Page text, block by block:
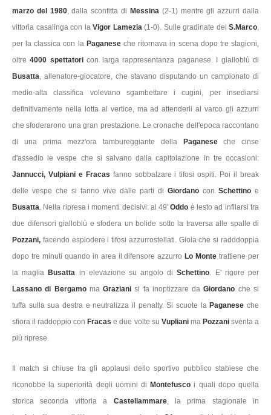
marzo del 1980, dalla sconfitta di Messina(2-1) mentre gli azzurri dalla
vittoria casalinga con la Vigor Lamezia (1-0). Sulle gradinate del S.Marco,
per la classica con la Paganeseche ritornava in scena dopo tre stagioni,
oltre4000 spettatoricon larga rappresentanza paganese. I gialloblù di
Busatta, allenatore-giocatore, che stavano disputando un campionato di
medio-alta classifica volevano sgambettare i cugini, per insediarsi
definitivamente nella lotta al vertice, ma ad attenderli al varco gli azzurri
che sfoderarono una gran prestazione. Le cronache dell'epoca raccontano
di una prima mezz'ora tambureggiante della
Paganeseche cinse
d'assedio le vespe che si salvano dalla capitolazione in tre occasioni:
Jannucci, Vulpiani e Fracas fanno sobbalzare i tifosi ospiti. Poi il break
delle vespe che si fanno vive dalle parti di Giordano con Schettino e
Busatta. Nella ripresa i momenti decisivi: al 49'Oddo è lesto ad infilarsi tra
due difensori gialloblù e sfodera un bolide sotto la traversa alle spalle di
Pozzani, facendo esplodere i tifosi azzurrostellati. Gioia che si radddoppia
dopo tre minuti quando in area il difensore azzurro Lo Montetrattiene per
la maglia Busatta in elevazione su angolo diSchettino. E' rigore per
Lassano di BergamomaGrazianisi fa inoptizzare daGiordano che si
tuffa sulla sua destra e neutralizza il penalty. Si scuote la Paganese che
sfiora il raddoppio con Fracase due volte su Vupliani ma Pozzani sventa a
più riprese.
Il match si chiuse tra gli applausi dello sportivo pubblico stabiese che
riconobbe la superiorità degli uomini di Montefuscoi quali dopo quella
storica seconda vittoria a Castellammare, la prima stagionale in